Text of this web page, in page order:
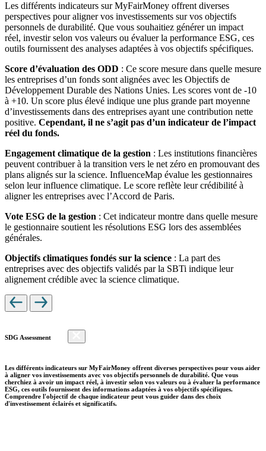
Les différents indicateurs sur MyFairMoney offrent diverses
perspectives pour aligner vos investissements sur vos objectifs
personnels de durabilité. Que vous souhaitiez générer un impact
réel, investir selon vos valeurs ou évaluer la performance ESG, ces
outils fournissent des analyses adaptées à vos objectifs spécifiques.
Score d’évaluation des ODD : Ce score mesure dans quelle mesure
les entreprises d’un fonds sont alignées avec les Objectifs de
Développement Durable des Nations Unies. Les scores vont de -10
à +10. Un score plus élevé indique une plus grande part moyenne
d’investissements dans des entreprises ayant une contribution nette
positive. Cependant, il ne s’agit pas d’un indicateur de l’impact
réel du fonds.
Engagement climatique de la gestion : Les institutions financières
peuvent contribuer à la transition vers le net zéro en promouvant des
plans alignés sur la science. InfluenceMap évalue les gestionnaires
selon leur influence climatique. Le score reflète leur crédibilité à
aligner les entreprises avec l’Accord de Paris.
Vote ESG de la gestion : Cet indicateur montre dans quelle mesure
le gestionnaire soutient les résolutions ESG lors des assemblées
générales.
Objectifs climatiques fondés sur la science : La part des
entreprises avec des objectifs validés par la SBTi indique leur
alignement crédible avec la science climatique.
SDG Assessment
Les différents indicateurs sur MyFairMoney offrent diverses perspectives pour vous aider
à aligner vos investissements avec vos objectifs personnels de durabilité. Que vous
cherchiez à avoir un impact réel, à investir selon vos valeurs ou à évaluer la performance
ESG, ces outils fournissent des informations adaptées à vos objectifs spécifiques.
Comprendre l'objectif de chaque indicateur peut vous guider dans des choix
d'investissement éclairés et significatifs.